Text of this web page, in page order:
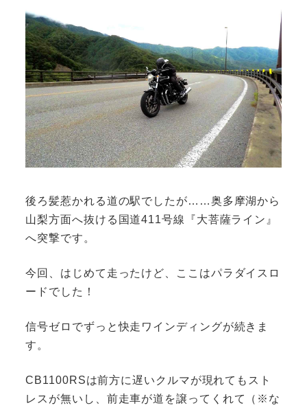
後ろ髪惹かれる道の駅でしたが……奥多摩湖から
山梨方面へ抜ける国道411号線『大菩薩ライン』
へ突撃です。
今回、はじめて走ったけど、ここはパラダイスロ
ードでした！
信号ゼロでずっと快走ワインディングが続きま
す。
CB1100RSは前方に遅いクルマが現れてもスト
レスが無いし、前走車が道を譲ってくれて（※な